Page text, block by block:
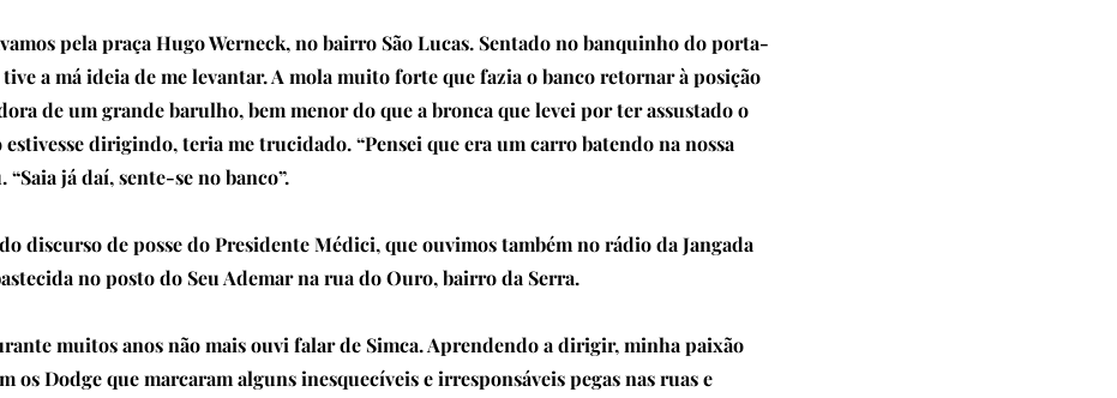
pela praça Hugo Werneck, no bairro São Lucas. Sentado no banquinho do porta-
a má ideia de me levantar. A mola muito forte que fazia o banco retornar à posição
de um grande barulho, bem menor do que a bronca que levei por ter assustado o
estivesse dirigindo, teria me trucidado. “Pensei que era um carro batendo na nossa
“Saia já daí, sente-se no banco”.
discurso de posse do Presidente Médici, que ouvimos também no rádio da Jangada
no posto do Seu Ademar na rua do Ouro, bairro da Serra.
muitos anos não mais ouvi falar de Simca. Aprendendo a dirigir, minha paixão
os Dodge que marcaram alguns inesquecíveis e irresponsáveis pegas nas ruas e